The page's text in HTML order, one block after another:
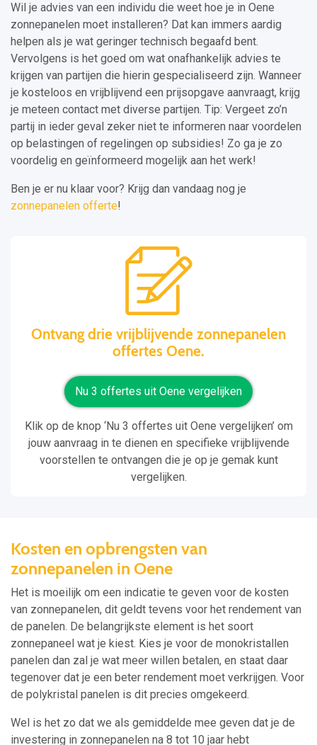
Wil je advies van een individu die weet hoe je in Oene
zonnepanelen moet installeren? Dat kan immers aardig
helpen als je wat geringer technisch begaafd bent.
Vervolgens is het goed om wat onafhankelijk advies te
krijgen van partijen die hierin gespecialiseerd zijn. Wanneer
je kosteloos en vrijblijvend een prijsopgave aanvraagt, krijg
je meteen contact met diverse partijen. Tip: Vergeet zo’n
partij in ieder geval zeker niet te informeren naar voordelen
op belastingen of regelingen op subsidies! Zo ga je zo
voordelig en geïnformeerd mogelijk aan het werk!
Ben je er nu klaar voor? Krijg dan vandaag nog je
zonnepanelen offerte!
Ontvang drie vrijblijvende zonnepanelen
offertes Oene.
Nu 3 offertes uit Oene vergelijken
Klik op de knop ‘Nu 3 offertes uit Oene vergelijken’ om
jouw aanvraag in te dienen en specifieke vrijblijvende
voorstellen te ontvangen die je op je gemak kunt
vergelijken.
Kosten en opbrengsten van
zonnepanelen in Oene
Het is moeilijk om een indicatie te geven voor de kosten
van zonnepanelen, dit geldt tevens voor het rendement van
de panelen. De belangrijkste element is het soort
zonnepaneel wat je kiest. Kies je voor de monokristallen
panelen dan zal je wat meer willen betalen, en staat daar
tegenover dat je een beter rendement moet verkrijgen. Voor
de polykristal panelen is dit precies omgekeerd.
Wel is het zo dat we als gemiddelde mee geven dat je de
investering in zonnepanelen na 8 tot 10 jaar hebt